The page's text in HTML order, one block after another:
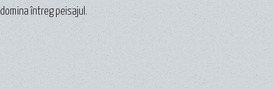
domina întreg peisajul.